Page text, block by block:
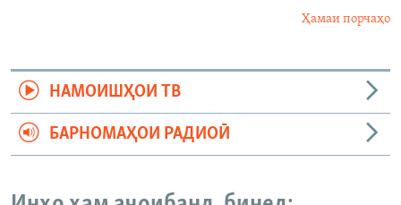
Ҳамаи порчаҳо
НАМОИШҲОИ ТВ
БАРНОМАҲОИ РАДИОӢ